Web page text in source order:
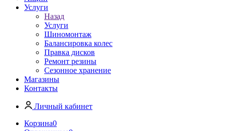
Услуги
Назад
Услуги
Шиномонтаж
Балансировка колес
Правка дисков
Ремонт резины
Сезонное хранение
Магазины
Контакты
Личный кабинет
Корзина0